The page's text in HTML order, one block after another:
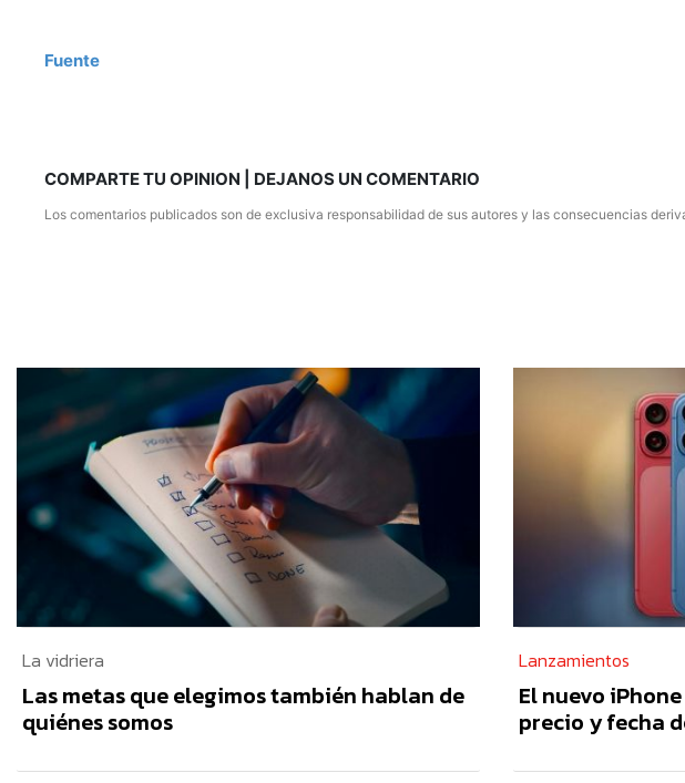
Fuente
COMPARTE TU OPINION | DEJANOS UN COMENTARIO
Los comentarios publicados son de exclusiva responsabilidad de sus autores y las consecuencias
La vidriera
Las metas que elegimos también hablan de
quiénes somos
Lanzamientos
El nuevo
precio y fecha